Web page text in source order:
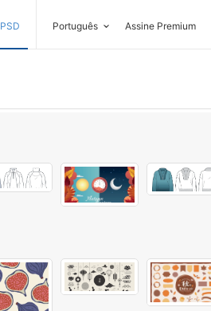
PSD Português Assine Premium